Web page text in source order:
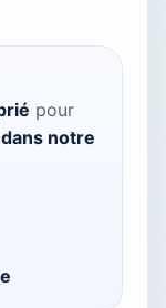
pour
dans notre